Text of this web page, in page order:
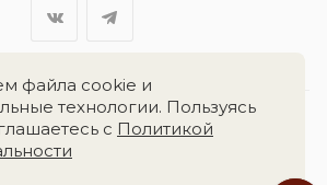
сайта:
файла cookie и
технологии. Пользуясь
с Политикой